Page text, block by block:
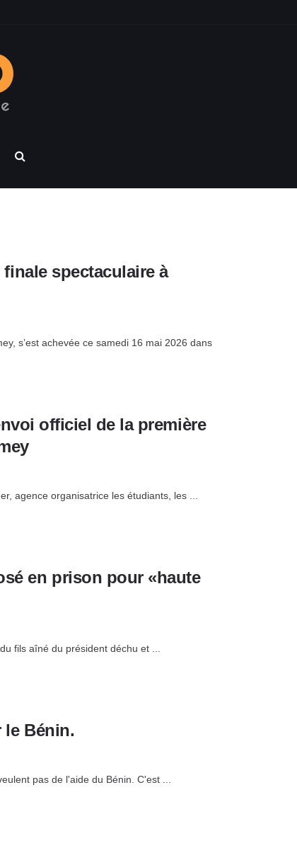
finale spectaculaire à
s’est achevée ce samedi 16 mai 2026 dans
officiel de la première
agence organisatrice les étudiants, les ...
en prison pour «haute
fils aîné du président déchu et ...
le Bénin.
pas de l'aide du Bénin. C'est ...